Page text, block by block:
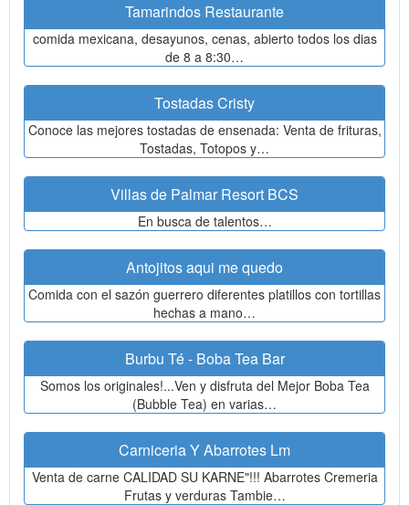
Tamarindos Restaurante
comida mexicana, desayunos, cenas, abierto todos los dias
de 8 a 8:30…
Tostadas Cristy
Conoce las mejores tostadas de ensenada: Venta de frituras,
Tostadas, Totopos y…
Villas de Palmar Resort BCS
En busca de talentos…
Antojitos aqui me quedo
Comida con el sazón guerrero diferentes platillos con tortillas
hechas a mano…
Burbu Té - Boba Tea Bar
Somos los originales!...Ven y disfruta del Mejor Boba Tea
(Bubble Tea) en varias…
Carniceria Y Abarrotes Lm
Venta de carne CALIDAD SU KARNE"!!! Abarrotes Cremeria
Frutas y verduras Tambie…